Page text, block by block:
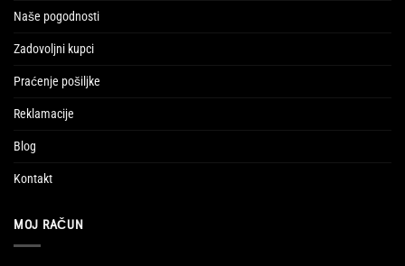
Naše pogodnosti
Zadovoljni kupci
Praćenje pošiljke
Reklamacije
Blog
Kontakt
MOJ RAČUN